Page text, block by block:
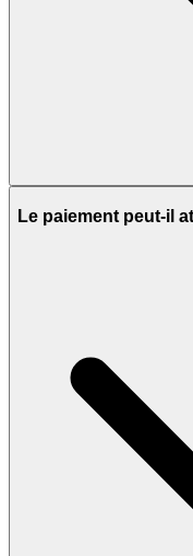
Le paiement peut-il